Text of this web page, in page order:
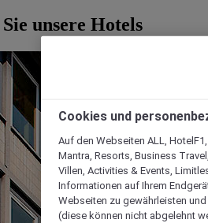
unsere Hotels
Cookies und
Auf den Webseiten ALL,
Mantra, Resorts, Business
Villen, Activities & Events,
Informationen auf Ihrem
Webseiten zu gewährleisten
(diese können nicht abgelehnt